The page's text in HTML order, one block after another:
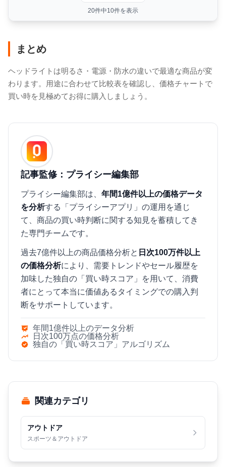
20件中10件を表示
まとめ
ヘッドライトは明るさ・電源・防水の違いで最適な商品が変
わります。用途に合わせて比較表を確認し、価格チャートで
買い時を見極めてお得に購入しましょう。
記事監修：プライシー編集部
プライシー編集部は、 年間1億件以上の価格データ
を分析する「プライシーアプリ」の運用を通じ
て、商品の買い時判断に関する知見を蓄積してき
た専門チームです。
過去7億件以上の商品価格分析と 日次100万件以上
の価格分析により、需要トレンドやセール履歴を
加味した独自の「買い時スコア」を用いて、消費
者にとって本当に価値あるタイミングでの購入判
断をサポートしています。
年間1億件以上のデータ分析
日次100万点の価格分析
独自の「買い時スコア」アルゴリズム
関連カテゴリ
アウトドア
スポーツ＆アウトドア